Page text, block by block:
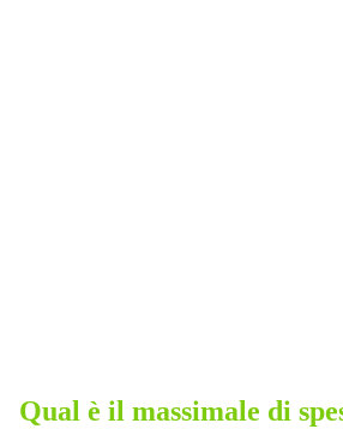
Qual è il massimale di